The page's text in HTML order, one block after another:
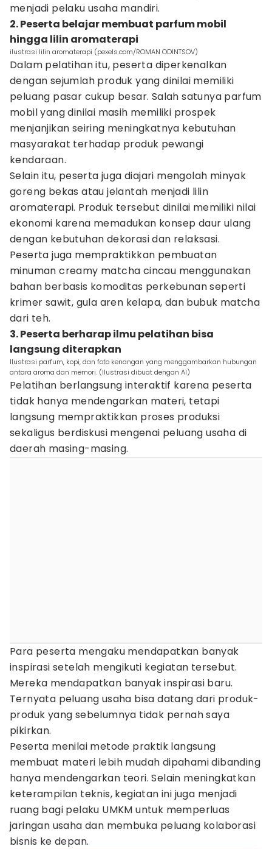
menjadi pelaku usaha mandiri.
2. Peserta belajar membuat parfum mobil
hingga lilin aromaterapi
ilustrasi lilin aromaterapi (pexels.com/ROMAN ODINTSOV)
Dalam pelatihan itu, peserta diperkenalkan
dengan sejumlah produk yang dinilai memiliki
peluang pasar cukup besar. Salah satunya parfum
mobil yang dinilai masih memiliki prospek
menjanjikan seiring meningkatnya kebutuhan
masyarakat terhadap produk pewangi
kendaraan.
Selain itu, peserta juga diajari mengolah minyak
goreng bekas atau jelantah menjadi lilin
aromaterapi. Produk tersebut dinilai memiliki nilai
ekonomi karena memadukan konsep daur ulang
dengan kebutuhan dekorasi dan relaksasi.
Peserta juga mempraktikkan pembuatan
minuman creamy matcha cincau menggunakan
bahan berbasis komoditas perkebunan seperti
krimer sawit, gula aren kelapa, dan bubuk matcha
dari teh.
3. Peserta berharap ilmu pelatihan bisa
langsung diterapkan
Ilustrasi parfum, kopi, dan foto kenangan yang menggambarkan hubungan
antara aroma dan memori. (Ilustrasi dibuat dengan AI)
Pelatihan berlangsung interaktif karena peserta
tidak hanya mendengarkan materi, tetapi
langsung mempraktikkan proses produksi
sekaligus berdiskusi mengenai peluang usaha di
daerah masing-masing.
Para peserta mengaku mendapatkan banyak
inspirasi setelah mengikuti kegiatan tersebut.
Mereka mendapatkan banyak inspirasi baru.
Ternyata peluang usaha bisa datang dari produk-
produk yang sebelumnya tidak pernah saya
pikirkan.
Peserta menilai metode praktik langsung
membuat materi lebih mudah dipahami dibanding
hanya mendengarkan teori. Selain meningkatkan
keterampilan teknis, kegiatan ini juga menjadi
ruang bagi pelaku UMKM untuk memperluas
jaringan usaha dan membuka peluang kolaborasi
bisnis ke depan.